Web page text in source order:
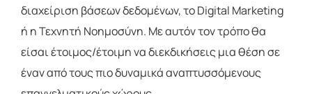
διαχείριση βάσεων δεδομένων, το Digital Marketing
ή η Τεχνητή Νοημοσύνη. Με αυτόν τον τρόπο θα
είσαι έτοιμος/έτοιμη να διεκδικήσεις μια θέση σε
έναν από τους πιο δυναμικά αναπτυσσόμενους